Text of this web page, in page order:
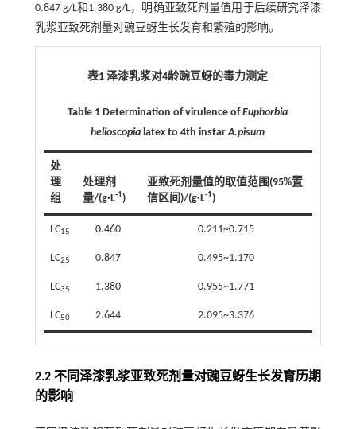
0.847 g/L和1.380 g/L，明确亚致死剂量值用于后续研究泽漆
乳浆亚致死剂量对豌豆蚜生长发育和繁殖的影响。
表1 泽漆乳浆对4龄豌豆蚜的毒力测定
Table 1 Determination of virulence ofEuphorbia
helioscopia latex to 4th instarA.pisum
处
理
组
处理剂
量/(g·L-1)
亚致死剂量值的取值范围(95%置
信区间)/(g·L-1)
LC15 0.460 0.211~0.715
LC25 0.847 0.495~1.170
LC35 1.380 0.955~1.771
LC50 2.644 2.095~3.376
2.2 不同泽漆乳浆亚致死剂量对豌豆蚜生长发育历期
的影响